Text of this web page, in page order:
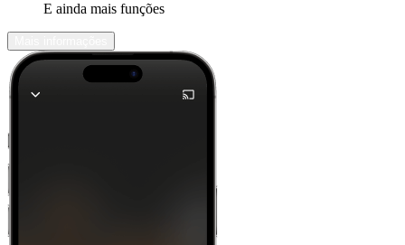
E ainda mais funções